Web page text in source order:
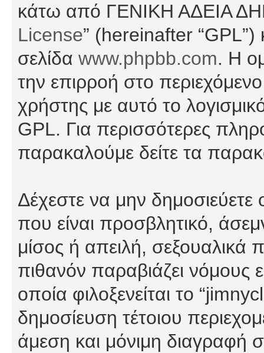
κάτω από ΓΕΝΙΚΗ ΑΔΕΙΑ
License” (hereinafter “GPL”)
σελίδα www.phpbb.com. Η
την επιρροή στο
χρήστης με αυτό το
GPL. Για περισσότερες
παρακαλούμε δείτε τα
Δέχεστε να μην
που είναι προσβλητικό,
μίσος ή απειλή, σεξουαλικά
πιθανόν παραβιάζει νόμους
οποία φιλοξενείται το
δημοσίευση τέτοιου
άμεση και μόνιμη διαγραφή